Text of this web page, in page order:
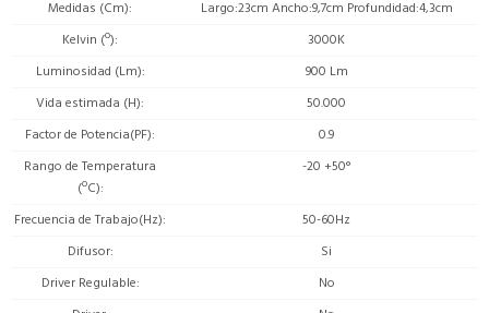
Medidas (Cm)
Largo:23cm Ancho:9,7cm Profundidad:4,3cm
Kelvin (º)
3000K
Luminosidad (Lm)
900 Lm
Vida estimada (H)
50.000
Factor de Potencia(PF)
0.9
Rango de Temperatura
(ºC)
-20 +50°
Frecuencia de Trabajo(Hz)
50-60Hz
Difusor
Si
Driver Regulable
No